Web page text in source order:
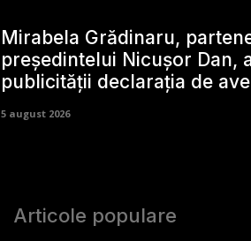
Mirabela Grădinaru,
președintelui Nicușor Dan,
publicității declarația de
5 august 2026
Articole populare